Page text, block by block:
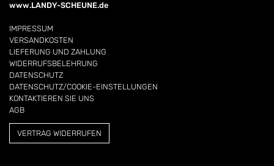
www.LANDY-SCHEUNE.de
IMPRESSUM
VERSANDKOSTEN
LIEFERUNG UND ZAHLUNG
WIDERRUFSBELEHRUNG
DATENSCHUTZ
DATENSCHUTZ/COOKIE-EINSTELLUNGEN
KONTAKTIEREN SIE UNS
AGB
VERTRAG WIDERRUFEN